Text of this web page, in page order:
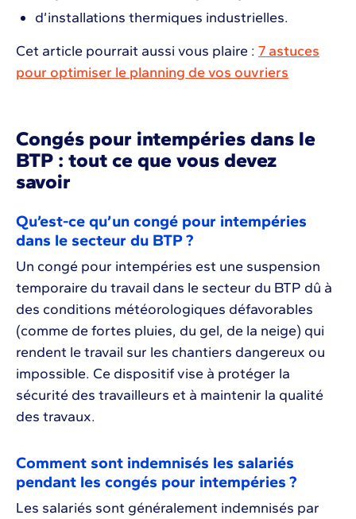
d’installations thermiques industrielles.
Cet article pourrait aussi vous plaire : 7 astuces
pour optimiser le planning de vos ouvriers
Congés pour intempéries dans le
BTP : tout ce que vous devez
savoir
Qu’est-ce qu’un congé pour intempéries
dans le secteur du BTP ?
Un congé pour intempéries est une suspension
temporaire du travail dans le secteur du BTP dû à
des conditions météorologiques défavorables
(comme de fortes pluies, du gel, de la neige) qui
rendent le travail sur les chantiers dangereux ou
impossible. Ce dispositif vise à protéger la
sécurité des travailleurs et à maintenir la qualité
des travaux.
Comment sont indemnisés les salariés
pendant les congés pour intempéries ?
Les salariés sont généralement indemnisés par